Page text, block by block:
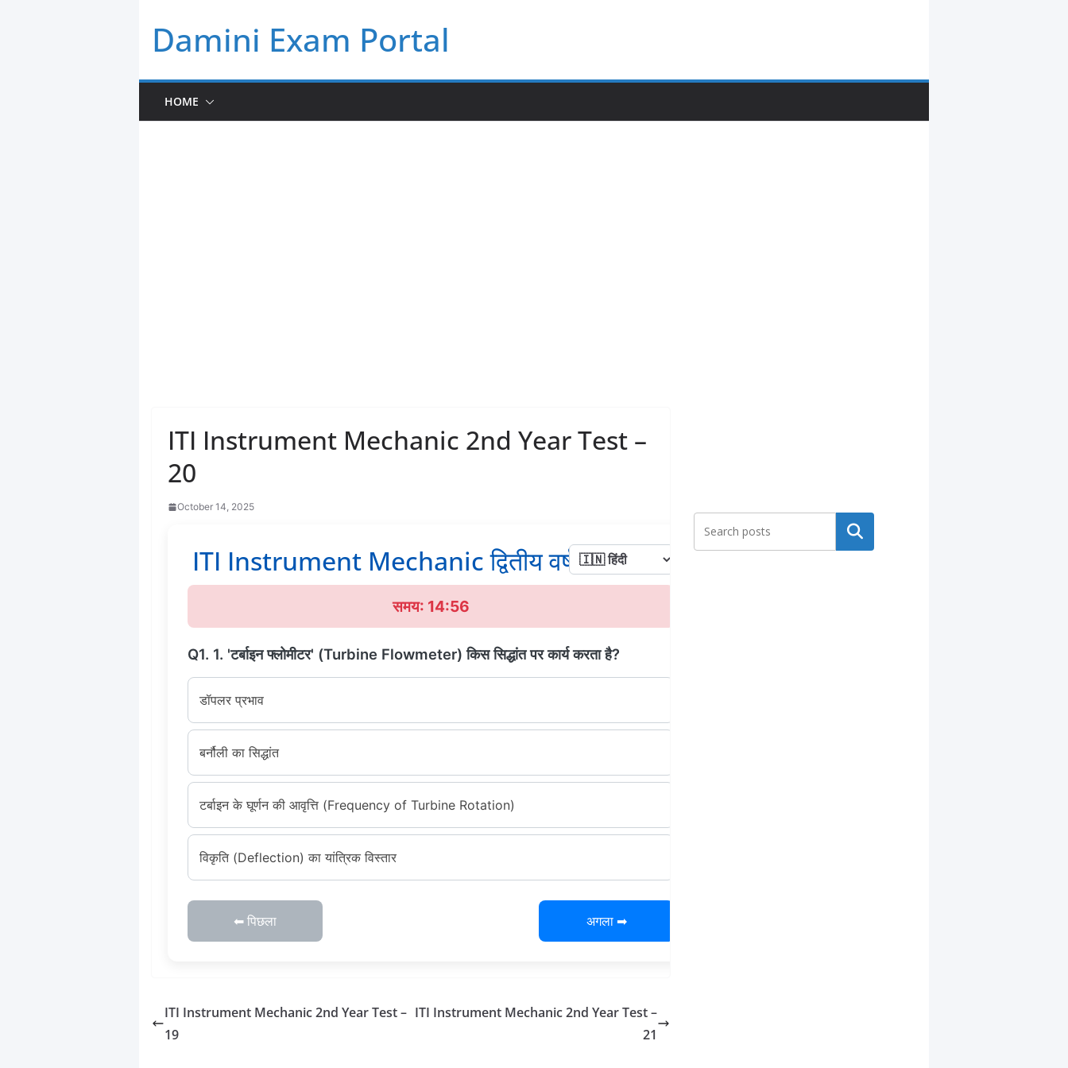
content
Damini Exam Portal
HOME
ITI Instrument Mechanic 2nd Year Test –
20
October 14, 2025
ITI Instrument Mechanic द्वितीय वर्ष टेस्ट - 20
समय: 14:56
Q1. 1. 'टर्बाइन फ्लोमीटर' (Turbine Flowmeter) किस सिद्धांत पर कार्य करता है?
डॉपलर प्रभाव
बर्नौली का सिद्धांत
टर्बाइन के घूर्णन की आवृत्ति (Frequency of Turbine Rotation)
विकृति (Deflection) का यांत्रिक विस्तार
⬅ पिछला अगला ➡
ITI Instrument Mechanic 2nd Year Test –
19
ITI Instrument Mechanic 2nd Year Test –
21
Search